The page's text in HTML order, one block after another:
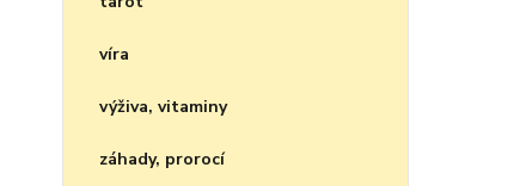
víra
výživa, vitaminy
záhady, prorocí